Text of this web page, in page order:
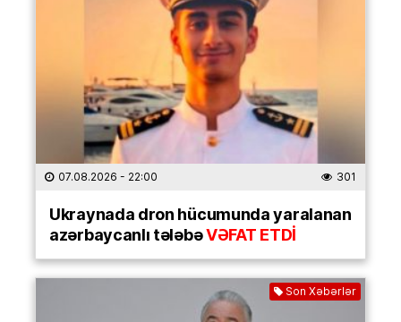
07.08.2026 - 22:00 301
Ukraynada dron hücumunda yaralanan
azərbaycanlı tələbəVƏFAT ETDİ
Son Xəbərlər